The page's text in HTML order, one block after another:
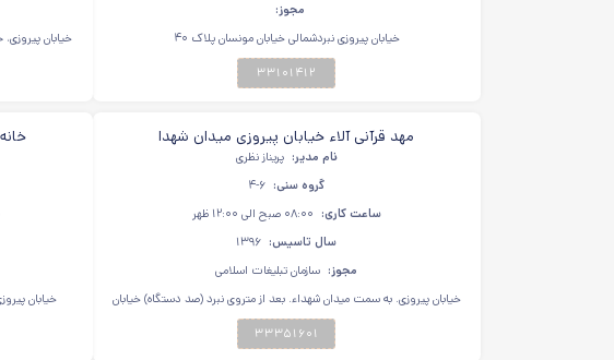
مجوز:
خیابان پیروزی نبردشمالی خیابان مونسان پلاک ۴۰
۳۳۱۰۱۴۱۲
خیابان
مهد قرآنی آلاء خیابان پیروزی میدان شهدا
نام مدیر: پریناز نظری
گروه سنی: ۴-۶
ساعت کاری: ۰۸:۰۰ صبح الی ۱۲:۰۰ ظهر
سال تاسیس: ۱۳۹۶
مجوز: سازمان تبلیغات اسلامی
خیابان پیروزی. به سمت میدان شهداء. بعد از متروی نبرد (صد دستگاه) خیابان
شهید حسن دریاباری. بن بست دوم. پلاک ۱
۳۳۳۵۱۶۰۱
خیابان